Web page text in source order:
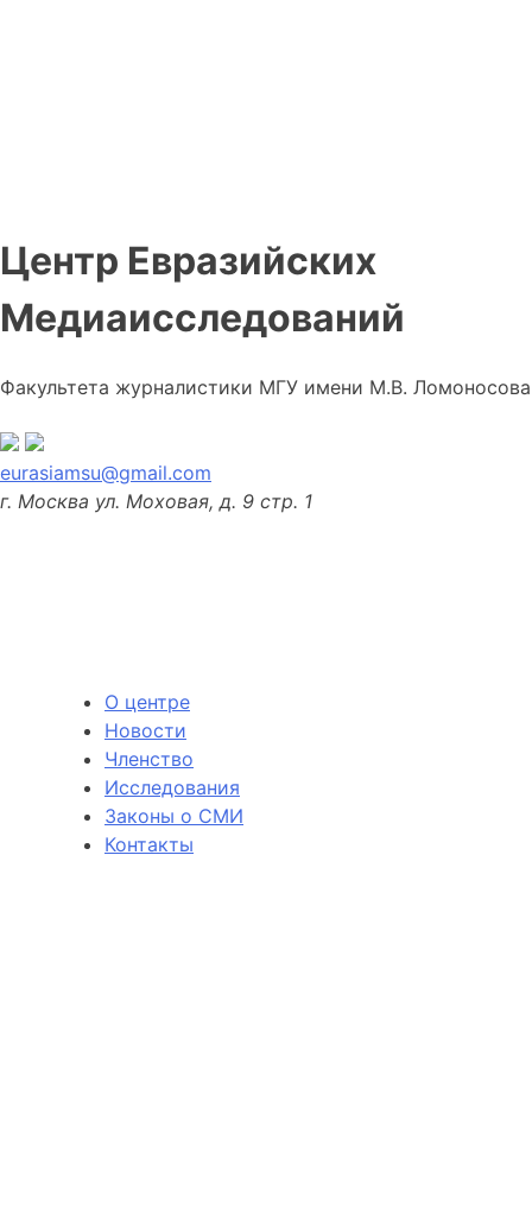
Центр Евразийских
Медиаисследований
Факультета журналистики МГУ имени М.В. Ломоносова
eurasiamsu@gmail.com
г. Москва ул. Моховая, д. 9 стр. 1
О центре
Новости
Членство
Исследования
Законы о СМИ
Контакты